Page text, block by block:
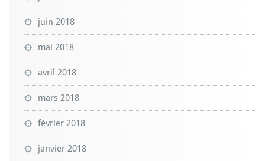
juin 2018
mai 2018
avril 2018
mars 2018
février 2018
janvier 2018